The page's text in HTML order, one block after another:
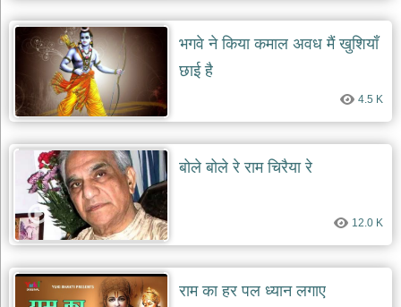
भजन
bawa
dayal
bhajans
शनि
देव
भजन
shani
dev
bhajans
आज
का
भजन
bhajan
of
the
day
भगवे ने किया कमाल अवध मैं खुशियाँ
छाई है
4.5 K
बोले बोले रे राम चिरैया रे
12.0 K
राम का हर पल ध्यान लगाए